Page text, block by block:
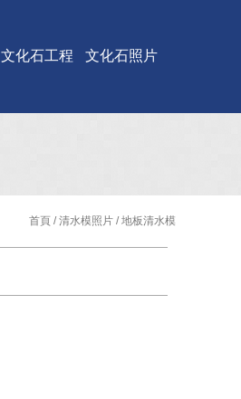
文化石工程 文化石照片
首頁 /清水模照片 / 地板清水模